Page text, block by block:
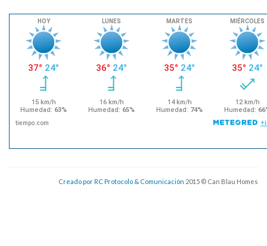
Creado por RC Protocolo & Comunicación 2015 © Can Blau Homes